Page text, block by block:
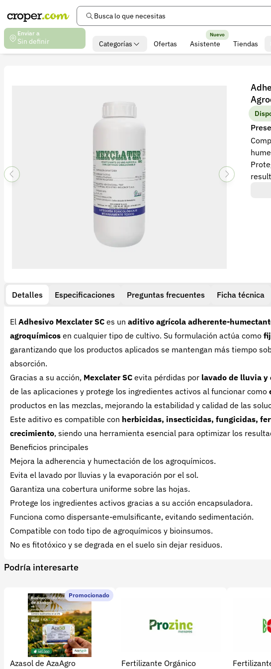
Busca lo que necesitas
Enviar a
Sin definir Categorías Ofertas Asistente
Nuevo
Tiendas
Detalles Especificaciones Preguntas frecuentes Ficha técnica
El Adhesivo Mexclater SC es un aditivo agrícola adherente-
agroquímicos en cualquier tipo de cultivo. Su formulación actúa como
garantizando que los productos aplicados se mantengan más tiempo
absorción.
Gracias a su acción, Mexclater SC evita pérdidas por lavado de lluvia y
de las aplicaciones y protege los ingredientes activos al funcionar como
productos en las mezclas, mejorando la estabilidad y calidad de las
Este aditivo es compatible con herbicidas, insecticidas, fungicidas,
crecimiento, siendo una herramienta esencial para optimizar los
Beneficios principales
Mejora la adherencia y humectación de los agroquímicos.
Evita el lavado por lluvias y la evaporación por el sol.
Garantiza una cobertura uniforme sobre las hojas.
Protege los ingredientes activos gracias a su acción encapsuladora.
Funciona como dispersante-emulsificante, evitando sedimentación.
Compatible con todo tipo de agroquímicos y bioinsumos.
No es fitotóxico y se degrada en el suelo sin dejar residuos.
Podría interesarte
Promocionado
Azasol de AzaAgro Fertilizante Orgánico